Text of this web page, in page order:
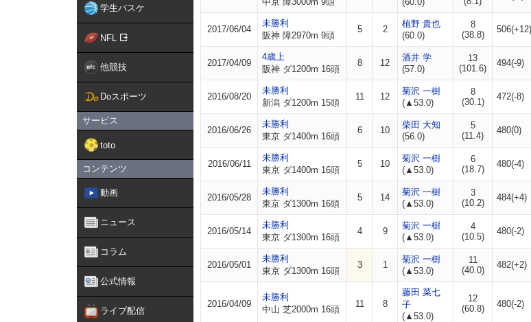
学生バスケ
NFL
他競技
Doスポーツ
サービス
toto
コンテンツ
動画
ニュース
コラム
公式情報
ライブ配信
2017/06/04
未勝利
阪神 障2970m 9頭
5 2
植野 貴也
(60.0)
8
(38.8)
506(+12)
2017/04/09
4歳上
阪神 ダ1200m 16頭
8 12
酒井 学
(57.0)
13
(101.6)
494(-9)
2016/08/20
未勝利
新潟 ダ1200m 15頭
11 12
菊沢 一樹
(▲53.0)
8
(30.1)
472(-8)
2016/06/26
未勝利
東京 ダ1400m 16頭
6 10
柴田 大知
(56.0)
5
(11.4)
480(0)
2016/06/11
未勝利
東京 ダ1400m 16頭
5 10
菊沢 一樹
(▲53.0)
6
(18.7)
480(-4)
2016/05/28
未勝利
東京 ダ1300m 16頭
5 14
菊沢 一樹
(▲53.0)
3
(10.2)
484(+4)
2016/05/14
未勝利
東京 ダ1300m 16頭
4 9
菊沢 一樹
(▲53.0)
4
(10.5)
480(-2)
2016/05/01
未勝利
東京 ダ1300m 16頭
3 1
菊沢 一樹
(▲53.0)
11
(40.0)
482(+2)
2016/04/09
未勝利
中山 芝2000m 16頭
11 8
藤田 菜七
子
(▲53.0)
12
(60.8)
480(-2)